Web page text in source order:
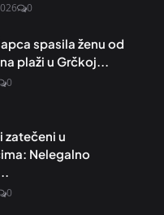
0
spasila ženu od
plaži u Grčkoj...
0
zatečeni u
Nelegalno
0